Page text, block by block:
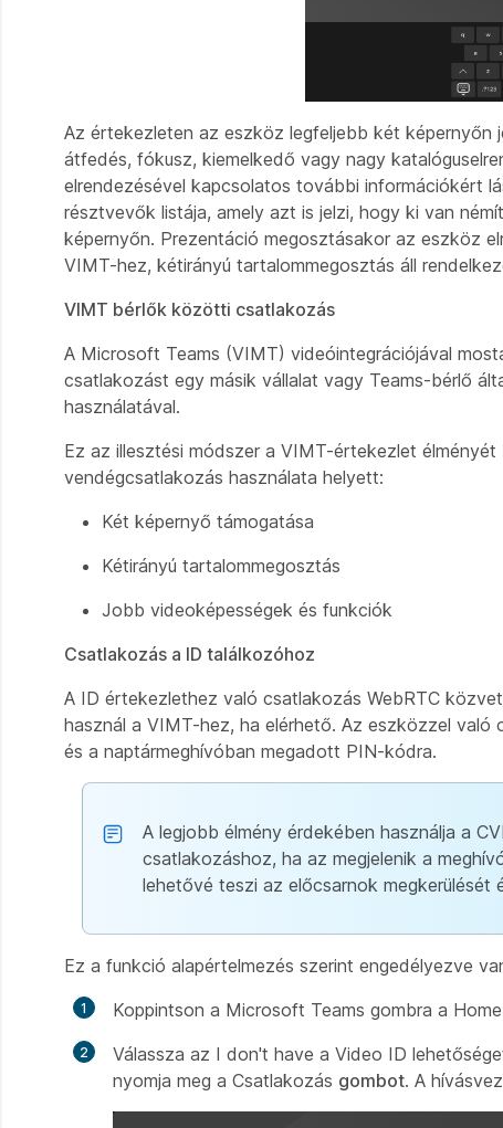
Az értekezleten az eszköz legfeljebb két képernyőn
átfedés, fókusz, kiemelkedő vagy nagy
elrendezésével kapcsolatos további információkért
résztvevők listája, amely azt is jelzi, hogy ki van
képernyőn. Prezentáció megosztásakor az eszköz
VIMT-hez, kétirányú tartalommegosztás áll
VIMT bérlők közötti csatlakozás
A Microsoft Teams (VIMT) videóintegrációjával
csatlakozást egy másik vállalat vagy Teams-bérlő
használatával.
Ez az illesztési módszer a VIMT-értekezlet
vendégcsatlakozás használata helyett:
Két képernyő támogatása
Kétirányú tartalommegosztás
Jobb videoképességek és funkciók
Csatlakozás a ID találkozóhoz
A ID értekezlethez való csatlakozás WebRTC
használ a VIMT-hez, ha elérhető. Az eszközzel
és a naptármeghívóban megadott PIN-kódra.
A legjobb élmény érdekében használja a
csatlakozáshoz, ha az megjelenik a
lehetővé teszi az előcsarnok megkerülését
Ez a funkció alapértelmezés szerint engedélyezve
Koppintson a Microsoft Teams gombra a
Válassza az I don't have a Video ID
nyomja meg a Csatlakozás gombot. A